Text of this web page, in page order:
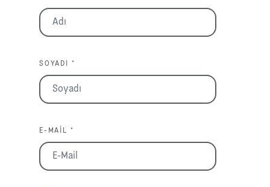
SOYADI *
E-MAIL *